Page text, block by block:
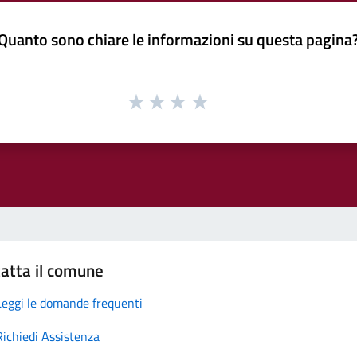
sono chiare le informazioni su questa
il comune
le domande frequenti
Assistenza